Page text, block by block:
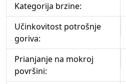
Kategorija brzine:
Učinkovitost potrošnje
goriva:
Prianjanje na mokroj
površini: